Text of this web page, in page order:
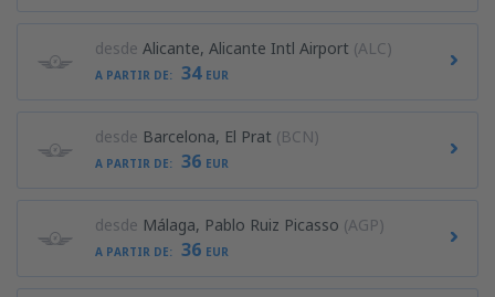
desde Alicante, Alicante Intl Airport (ALC)
A PARTIR DE: 34 EUR
desde Barcelona, El Prat (BCN)
A PARTIR DE: 36 EUR
desde Málaga, Pablo Ruiz Picasso (AGP)
A PARTIR DE: 36 EUR